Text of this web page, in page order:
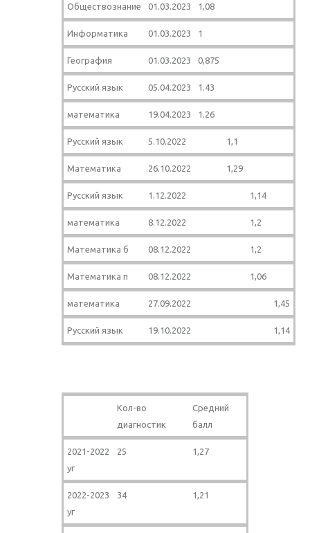
Обществознание 01.03.2023 1,08
Информатика 01.03.2023 1
География 01.03.2023 0,875
Русский язык 05.04.2023 1.43
математика 19.04.2023 1.26
Русский язык 5.10.2022 1,1
Математика 26.10.2022 1,29
Русский язык 1.12.2022 1,14
математика 8.12.2022 1,2
Математика б 08.12.2022 1,2
Математика п 08.12.2022 1,06
математика 27.09.2022 1,45
Русский язык 19.10.2022 1,14
Кол-во
диагностик
Средний
балл
2021-2022
уг
25 1,27
2022-2023
уг
34 1,21